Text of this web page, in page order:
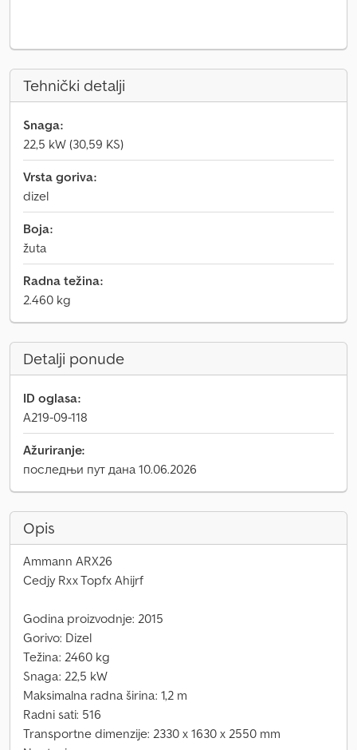
Tehnički detalji
Snaga:
22,5 kW (30,59 KS)
Vrsta goriva:
dizel
Boja:
žuta
Radna težina:
2.460 kg
Detalji ponude
ID oglasa:
A219-09-118
Ažuriranje:
последњи пут дана 10.06.2026
Opis
Ammann ARX26
Cedjy Rxx Topfx Ahijrf
Godina proizvodnje: 2015
Gorivo: Dizel
Težina: 2460 kg
Snaga: 22,5 kW
Maksimalna radna širina: 1,2 m
Radni sati: 516
Transportne dimenzije: 2330 x 1630 x 2550 mm